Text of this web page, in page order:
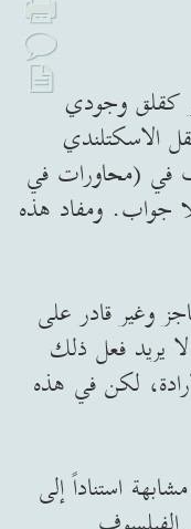
كقلق وجودي
الاسكتلندي
في (محاورات في
جواب. ومفاد هذه
وغير قادر على
يريد فعل ذلك
لكن في هذه
استناداً إلى